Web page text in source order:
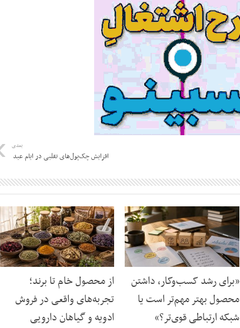
بعدی
افزایش چک‌پول‌های تقلبی در ایام عید
«برای رشد کسب‌وکار، داشتن
محصول بهتر مهم‌تر است یا
شبکه ارتباطی قوی‌تر؟»
از محصول خام تا برند؛
تجربه‌های واقعی در فروش
ادویه و گیاهان دارویی